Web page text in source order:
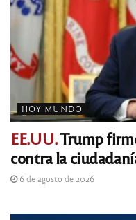
HOY MUNDO
EE.UU.Trump
contra la
6 de agosto de 2026